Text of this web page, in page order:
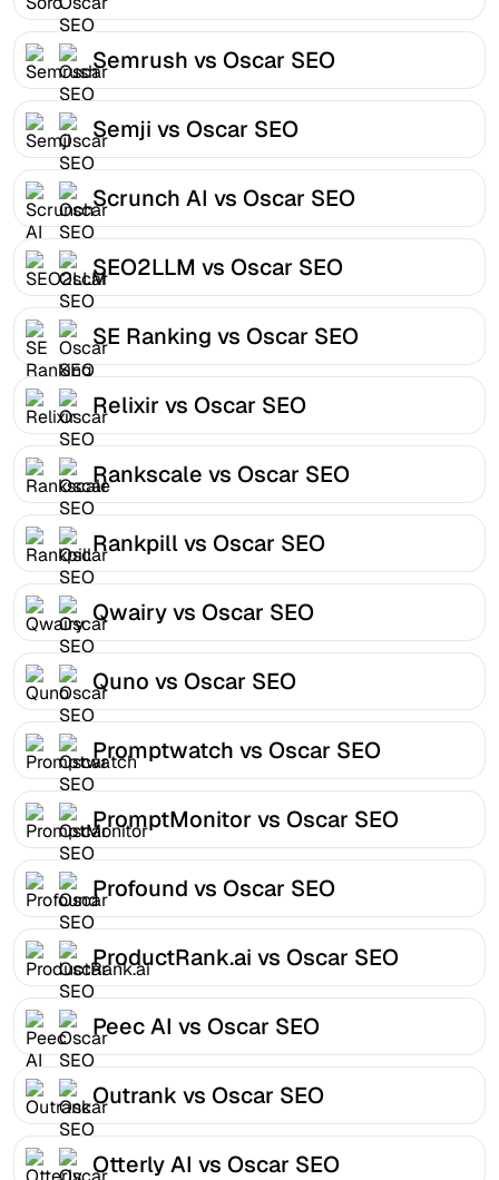
Semrush vs Oscar SEO
Semji vs Oscar SEO
Scrunch AI vs Oscar SEO
SEO2LLM vs Oscar SEO
SE Ranking vs Oscar SEO
Relixir vs Oscar SEO
Rankscale vs Oscar SEO
Rankpill vs Oscar SEO
Qwairy vs Oscar SEO
Quno vs Oscar SEO
Promptwatch vs Oscar SEO
PromptMonitor vs Oscar SEO
Profound vs Oscar SEO
ProductRank.ai vs Oscar SEO
Peec AI vs Oscar SEO
Outrank vs Oscar SEO
Otterly AI vs Oscar SEO